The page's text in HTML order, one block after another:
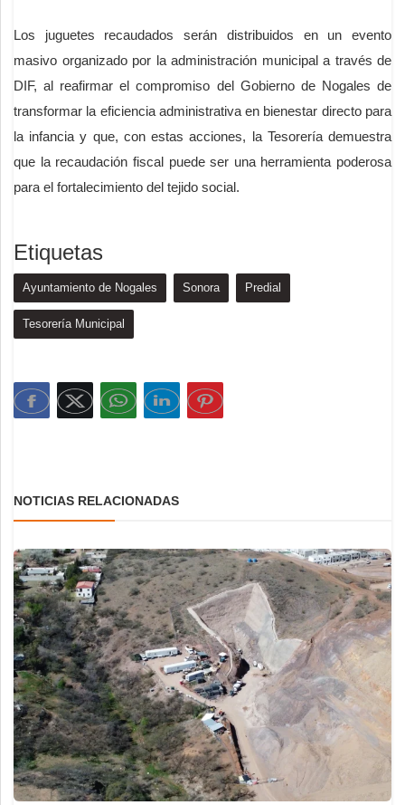
Los juguetes recaudados serán distribuidos en un evento
masivo organizado por la administración municipal a través de
DIF, al reafirmar el compromiso del Gobierno de Nogales de
transformar la eficiencia administrativa en bienestar directo para
la infancia y que, con estas acciones, la Tesorería demuestra
que la recaudación fiscal puede ser una herramienta poderosa
para el fortalecimiento del tejido social.
Etiquetas
Ayuntamiento de Nogales Sonora Predial
Tesorería Municipal
NOTICIAS RELACIONADAS